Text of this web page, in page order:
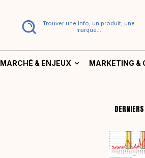
Trouver une info, un produit, une
marque...
MARCHÉ & ENJEUX MARKETING &